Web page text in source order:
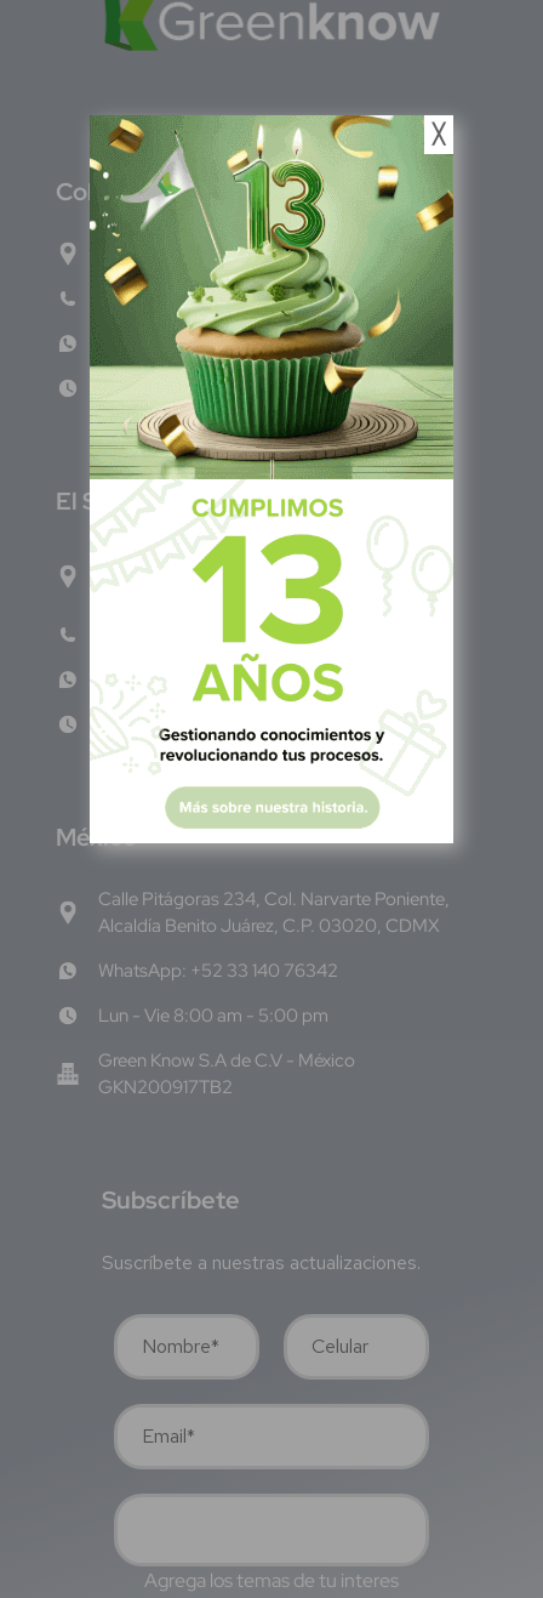
Colombia
Carrera 47A #95-56 oficina 305.
Teléfono: (601) 757 0706
WhatsApp: +57 317 465 1554
Lun - Vie 8:00am - 5:00pm
El Salvador
1ro Cll Pte, y 61 Av Nte, #3206, Local 9, San
Salvador Centro
Teléfono: +503 6986 1402
WhatsApp: +503 7687 3923
Lun - Vie 8:00am - 5:00pm
México
Calle Pitágoras 234, Col. Narvarte Poniente,
Alcaldía Benito Juárez, C.P. 03020, CDMX
WhatsApp: +52 33 140 76342
Lun - Vie 8:00 am - 5:00 pm
Green Know S.A de C.V - México
GKN200917TB2
Subscríbete
Suscríbete a nuestras actualizaciones.
Agrega los temas de tu interes
╳